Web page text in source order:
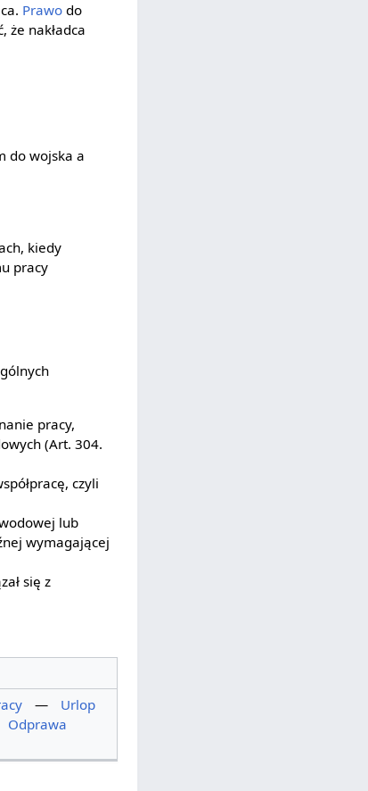
Prawo do
że nakładca
do wojska a
kiedy
pracy
pracy,
(Art. 304.
czyli
lub
wymagającej
się z
—
Urlop
Odprawa